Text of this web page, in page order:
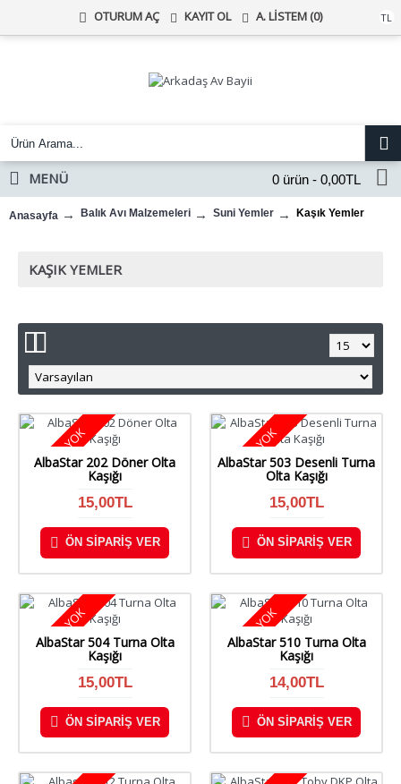
TL
OTURUM AÇ KAYIT OL A. LISTEM (0)
0 ürün - 0,00TL
MENÜ
Anasayfa Balık Avı Malzemeleri Suni Yemler Kaşık Yemler
KAŞIK YEMLER
STOKTA YOK
AlbaStar 202 Döner Olta
Kaşığı
15,00TL
ÖN SIPARIŞ VER
STOKTA YOK
AlbaStar 503 Desenli Turna
Olta Kaşığı
15,00TL
ÖN SIPARIŞ VER
STOKTA YOK
AlbaStar 504 Turna Olta
Kaşığı
15,00TL
ÖN SIPARIŞ VER
STOKTA YOK
AlbaStar 510 Turna Olta
Kaşığı
14,00TL
ÖN SIPARIŞ VER